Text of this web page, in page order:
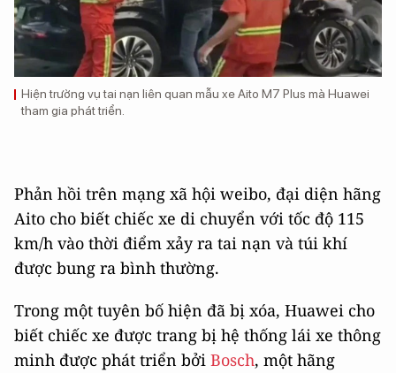
Hiện trường vụ tai nạn liên quan mẫu xe Aito M7 Plus mà Huawei
tham gia phát triển.
Phản hồi trên mạng xã hội weibo, đại diện hãng
Aito cho biết chiếc xe di chuyển với tốc độ 115
km/h vào thời điểm xảy ra tai nạn và túi khí
được bung ra bình thường.
Trong một tuyên bố hiện đã bị xóa, Huawei cho
biết chiếc xe được trang bị hệ thống lái xe thông
minh được phát triển bởi Bosch, một hãng